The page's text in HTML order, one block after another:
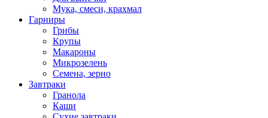
Мука, смеси, крахмал
Гарниры
Грибы
Крупы
Макароны
Микрозелень
Семена, зерно
Завтраки
Гранола
Каши